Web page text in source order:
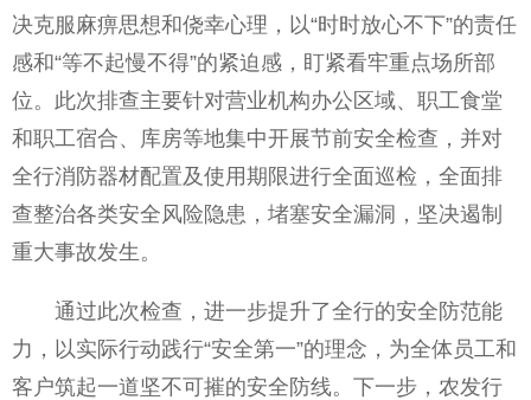
决克服麻痹思想和侥幸心理，以“时时放心不下”的责任
感和“等不起慢不得”的紧迫感，盯紧看牢重点场所部
位。此次排查主要针对营业机构办公区域、职工食堂
和职工宿合、库房等地集中开展节前安全检查，并对
全行消防器材配置及使用期限进行全面巡检，全面排
查整治各类安全风险隐患，堵塞安全漏洞，坚决遏制
重大事故发生。
通过此次检查，进一步提升了全行的安全防范能
力，以实际行动践行“安全第一”的理念，为全体员工和
客户筑起一道坚不可摧的安全防线。下一步，农发行